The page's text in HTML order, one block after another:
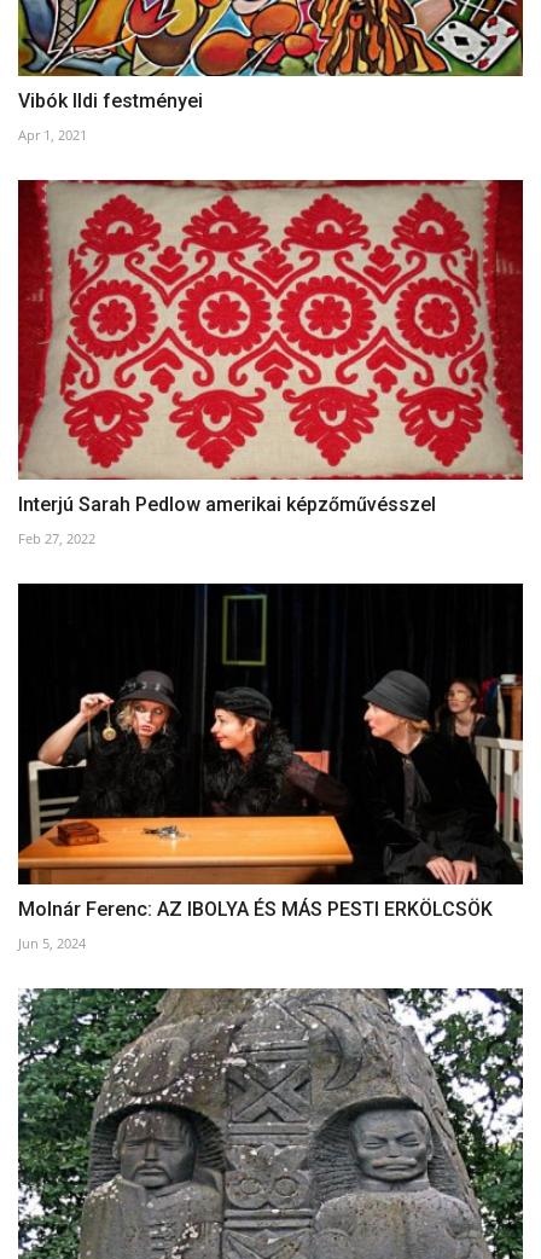
Vibók Ildi festményei
Apr 1, 2021
Interjú Sarah Pedlow amerikai képzőművésszel
Feb 27, 2022
Molnár Ferenc: AZ IBOLYA ÉS MÁS PESTI ERKÖLCSÖK
Jun 5, 2024